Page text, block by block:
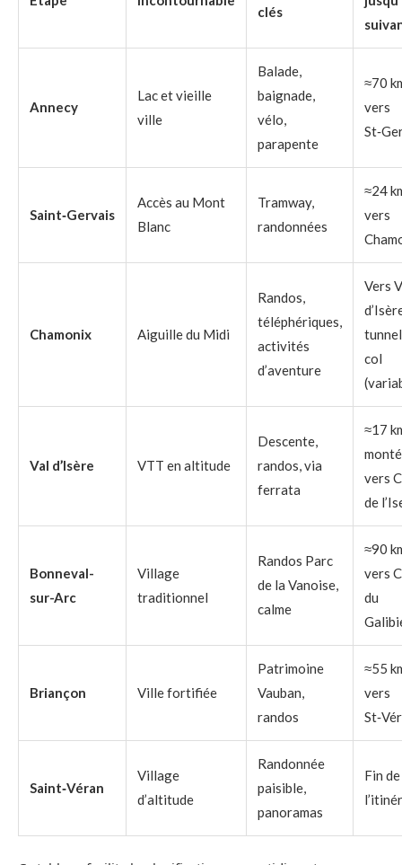
clés
Annecy
Lac et vieille
ville
Balade,
baignade,
vélo,
parapente
≈70
vers
Saint‑Gervais
Accès au Mont
Blanc
Tramway,
randonnées
≈24
vers
Chamonix Aiguille du Midi
Randos,
téléphériques,
activités
d’aventure
Vers
col
Val d’Isère VTT en altitude
Descente,
randos, via
ferrata
≈17
vers
de
Bonneval-
sur-Arc
Village
traditionnel
Randos Parc
de la Vanoise,
calme
≈90
vers
du
Briançon Ville fortifiée
Patrimoine
Vauban,
randos
≈55
vers
Saint‑Véran
Village
d’altitude
Randonnée
paisible,
panoramas
Fin de